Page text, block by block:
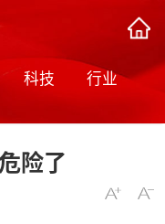
科技
行业
险了